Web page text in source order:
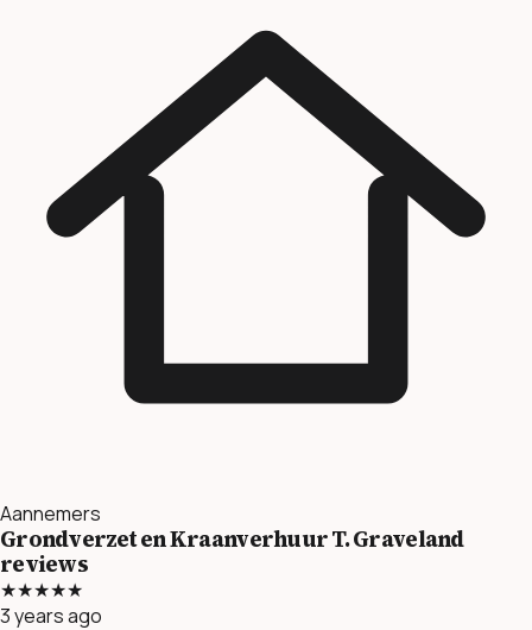
Aannemers
Grondverzet en Kraanverhuur T. Graveland
reviews
★★★★★
3 years ago